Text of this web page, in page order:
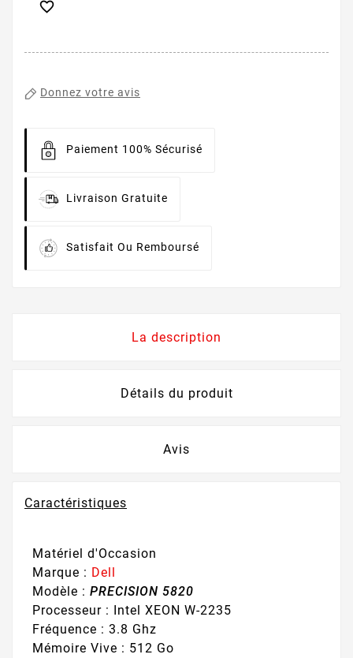

Donnez votre avis
Paiement 100% Sécurisé
Livraison Gratuite
Satisfait Ou Remboursé
La description
Détails du produit
Avis
Caractéristiques
Matériel d'Occasion
Marque : Dell
Modèle : PRECISION 5820
Processeur : Intel XEON W-2235
Fréquence : 3.8 Ghz
Mémoire Vive : 512 Go